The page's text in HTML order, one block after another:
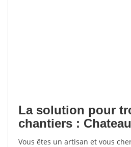
La solution pour
chantiers :
Vous êtes un artisan et vous